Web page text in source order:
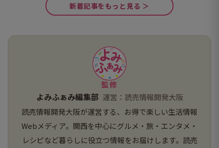
新着記事をもっと見る ＞
監修
よみふぁみ編集部 運営：読売情報開発大阪
読売情報開発大阪が運営する、お得で楽しい生活情報
Webメディア。関西を中心にグルメ・旅・エンタメ・
レシピなど暮らしに役立つ情報をお届けします。読売